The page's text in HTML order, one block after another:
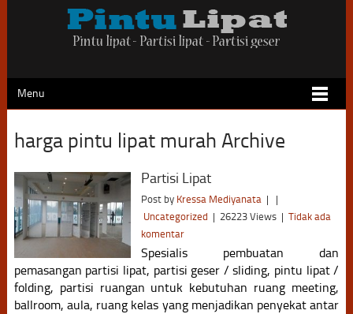
Menu
harga pintu lipat murah Archive
Partisi Lipat
Post by Kressa Mediyanata |
|
Uncategorized | 26223 Views | Tidak ada
komentar
Spesialis pembuatan dan
pemasangan partisi lipat, partisi geser / sliding, pintu lipat /
folding, partisi ruangan untuk kebutuhan ruang meeting,
ballroom, aula, ruang kelas yang menjadikan penyekat antar